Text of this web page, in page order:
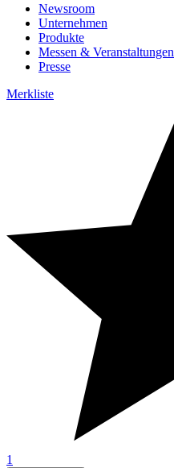
Newsroom
Unternehmen
Produkte
Messen & Veranstaltungen
Presse
Merkliste
1